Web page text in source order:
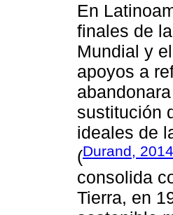
En
finales de
Mundial y
apoyos a
sustitución
ideales de
(Durand, 2014
consolida
Tierra, en